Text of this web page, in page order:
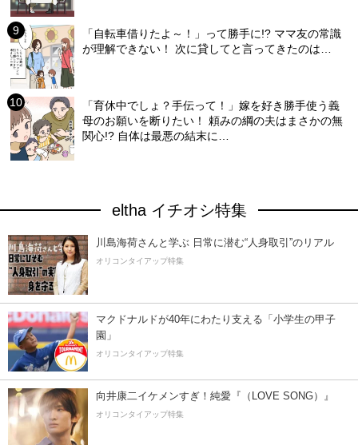
「自転車借りたよ～！」って勝手に!? ママ友の常識
が理解できない！ 次に貸してと言ってきたのは…
「育休中でしょ？手伝って！」嫁を好き勝手使う義
母のお願いを断りたい！ 頼みの綱の夫はまさかの無
関心!? 自体は最悪の結末に…
eltha イチオシ特集
川島海荷さんと学ぶ 日常に潜む“人身取引”のリアル
オリコンタイアップ特集
マクドナルドが40年にわたり支える「小学生の甲子
園」
オリコンタイアップ特集
向井康二イケメンすぎ！純愛『（LOVE SONG）』
オリコンタイアップ特集